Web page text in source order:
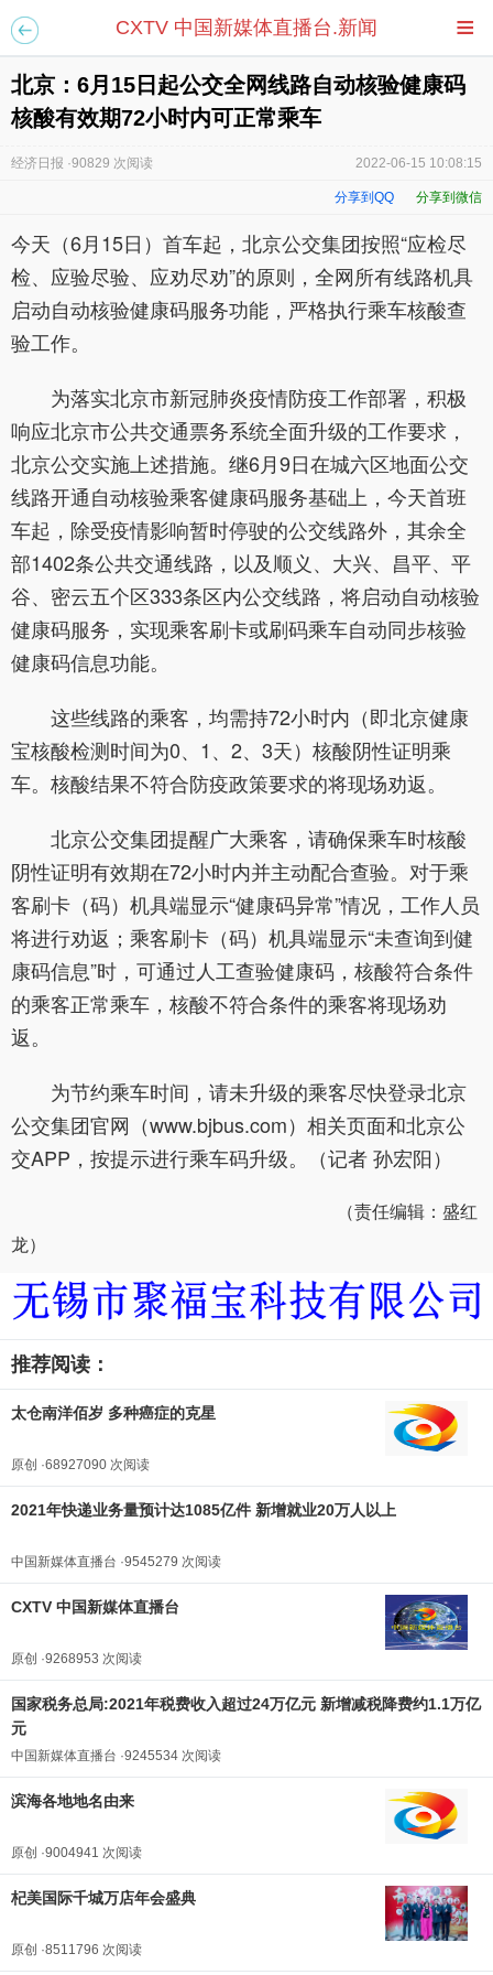
≡
CXTV 中国新媒体直播台.新闻
北京：6月15日起公交全网线路自动核验健康码
核酸有效期72小时内可正常乘车
经济日报 ·90829 次阅读 2022-06-15 10:08:15
分享到QQ 分享到微信
今天（6月15日）首车起，北京公交集团按照“应检尽
检、应验尽验、应劝尽劝”的原则，全网所有线路机具
启动自动核验健康码服务功能，严格执行乘车核酸查
验工作。
为落实北京市新冠肺炎疫情防疫工作部署，积极
响应北京市公共交通票务系统全面升级的工作要求，
北京公交实施上述措施。继6月9日在城六区地面公交
线路开通自动核验乘客健康码服务基础上，今天首班
车起，除受疫情影响暂时停驶的公交线路外，其余全
部1402条公共交通线路，以及顺义、大兴、昌平、平
谷、密云五个区333条区内公交线路，将启动自动核验
健康码服务，实现乘客刷卡或刷码乘车自动同步核验
健康码信息功能。
这些线路的乘客，均需持72小时内（即北京健康
宝核酸检测时间为0、1、2、3天）核酸阴性证明乘
车。核酸结果不符合防疫政策要求的将现场劝返。
北京公交集团提醒广大乘客，请确保乘车时核酸
阴性证明有效期在72小时内并主动配合查验。对于乘
客刷卡（码）机具端显示“健康码异常”情况，工作人员
将进行劝返；乘客刷卡（码）机具端显示“未查询到健
康码信息”时，可通过人工查验健康码，核酸符合条件
的乘客正常乘车，核酸不符合条件的乘客将现场劝
返。
为节约乘车时间，请未升级的乘客尽快登录北京
公交集团官网（www.bjbus.com）相关页面和北京公
交APP，按提示进行乘车码升级。（记者 孙宏阳）
（责任编辑：盛红
龙）
推荐阅读：
太仓南洋佰岁 多种癌症的克星
原创 ·68927090 次阅读
2021年快递业务量预计达1085亿件 新增就业20万人以上
中国新媒体直播台 ·9545279 次阅读
CXTV 中国新媒体直播台
原创 ·9268953 次阅读
国家税务总局:2021年税费收入超过24万亿元 新增减税降费约1.1万亿
元
中国新媒体直播台 ·9245534 次阅读
滨海各地地名由来
原创 ·9004941 次阅读
杞美国际千城万店年会盛典
原创 ·8511796 次阅读